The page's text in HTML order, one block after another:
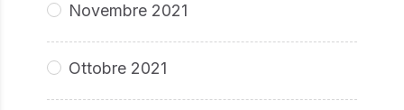
Novembre 2021
Ottobre 2021